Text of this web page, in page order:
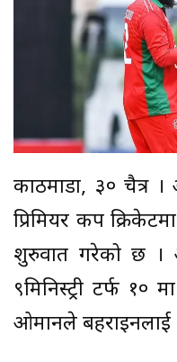
काठमाडौं, ३० चैत्र
प्रिमियर कप
शुरुवात गरेको छ ।
९मिनिस्ट्री टर्फ
ओमानले बहराइनलाई